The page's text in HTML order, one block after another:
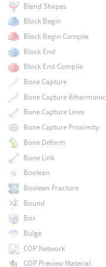
Blend Shapes
Block Begin
Block Begin Compile
Block End
Block End Compile
Bone Capture
Bone Capture Biharmonic
Bone Capture Lines
Bone Capture Proximity
Bone Deform
Bone Link
Boolean
Boolean Fracture
Bound
Box
Bulge
COP Network
COP Preview Material